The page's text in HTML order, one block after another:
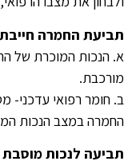
תביעת החמרה חייבת
א. הנכות המוכרת של
מורכבת.
ב. חומר רפואי עדכני-
החמרה במצב הנכות
תביעה לנכות מוסבת